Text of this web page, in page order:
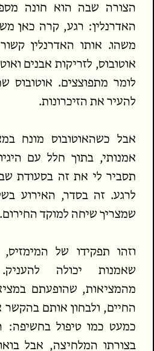
הצורה שבה הוא חונה
האדרנלין: רגע, קרה כאן
משהו. אותו האדרנלין
אוטובוס, לזריקות אבנים
לומר מתפוצצים. אוטובוס
להעיר את הזיכרונות.
אבל כשהאוטובוס מונח
אמנותי, בתוך חלל עם
תסביר לי את זה בסעודת
לרגע. זה בסדר, האירוע
שמצריך שיחה למוקד החירום.
וזהו תפקידו של
שאמנות יכולה
מהמציאות, שהופעתם
החיים, ולבחון אותם
כמעט כמו טיפול בחשיפה:
בצורתו המלחיצה, אבל